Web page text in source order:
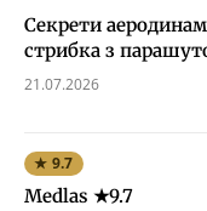
Секрети
стрибка з
21.07.2026
★ 9.7
Medlas ★9.7